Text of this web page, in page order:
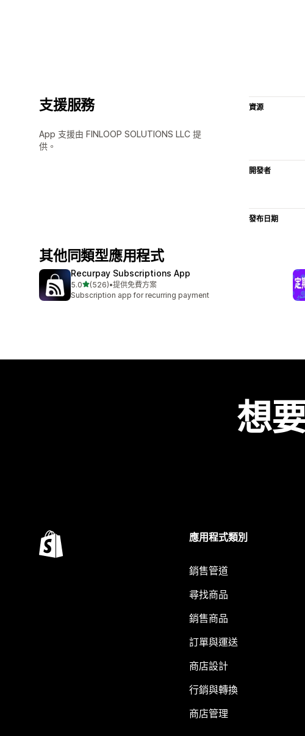
支援服務
App 支援由 FINLOOP SOLUTIONS LLC 提
供。
資源
開發者
發布日期
其他同類型應用程式
Recurpay Subscriptions App
5.0滿分 5 顆星
(526)
共有 526 則評價
•提供免費方案
Subscription app for recurring payment
想
應用程式類別
銷售管道
尋找商品
銷售商品
訂單與運送
商店設計
行銷與轉換
商店管理